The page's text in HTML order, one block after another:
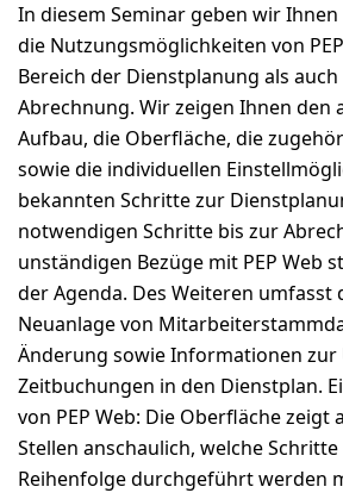
In diesem Seminar geben wir
die Nutzungsmöglichkeiten von
Bereich der Dienstplanung als
Abrechnung. Wir zeigen Ihnen den
Aufbau, die Oberfläche, die
sowie die individuellen
bekannten Schritte zur
notwendigen Schritte bis zur
unständigen Bezüge mit PEP Web
der Agenda. Des Weiteren umfasst
Neuanlage von
Änderung sowie Informationen zur
Zeitbuchungen in den Dienstplan.
von PEP Web: Die Oberfläche zeigt
Stellen anschaulich, welche
Reihenfolge durchgeführt werden